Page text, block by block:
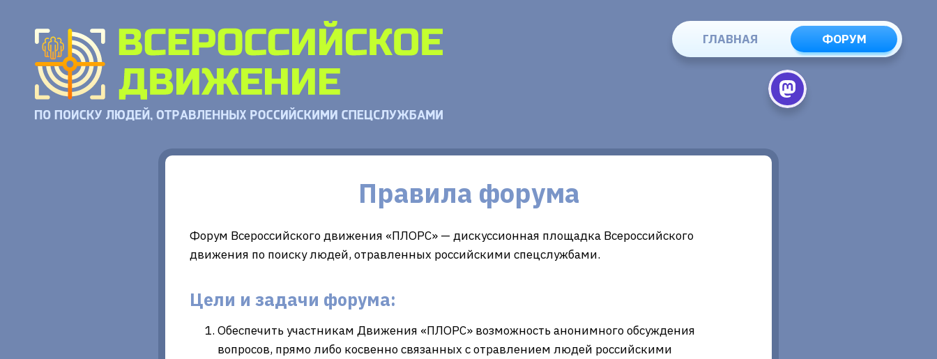
ГЛАВНАЯ ФОРУМ
Правила форума
Форум Всероссийского движения «ПЛОРС» — дискуссионная площадка Всероссийского
движения по поиску людей, отравленных российскими спецслужбами.
Цели и задачи форума:
Обеспечить участникам Движения «ПЛОРС» возможность анонимного обсуждения
вопросов, прямо либо косвенно связанных с отравлением людей российскими